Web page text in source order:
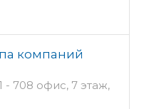
компаний
- 708 офис, 7 этаж,